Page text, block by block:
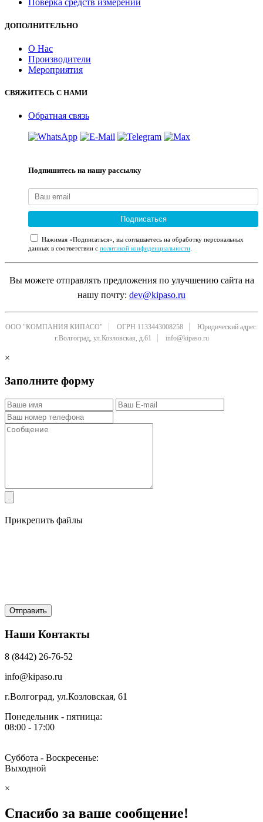
Поверка средств измерений
ДОПОЛНИТЕЛЬНО
О Нас
Производители
Мероприятия
СВЯЖИТЕСЬ С НАМИ
Обратная связь
Подпишитесь на нашу рассылку
Подписаться
Нажимая «Подписаться», вы соглашаетесь на обработку персональных
данных в соответствии с политикой конфиденциальности.
Вы можете отправлять предложения по улучшению сайта на
нашу почту: dev@kipaso.ru
ООО "КОМПАНИЯ КИПАСО" ОГРН 1133443008258
Юридический адрес:
г.Волгоград, ул.Козловская, д.61
info@kipaso.ru
×
Заполните форму
Прикрепить файлы
Наши Контакты
8 (8442) 26-76-52
info@kipaso.ru
г.Волгоград, ул.Козловская, 61
Понедельник - пятница:
08:00 - 17:00
Суббота - Воскресенье:
Выходной
×
Спасибо за ваше сообщение!